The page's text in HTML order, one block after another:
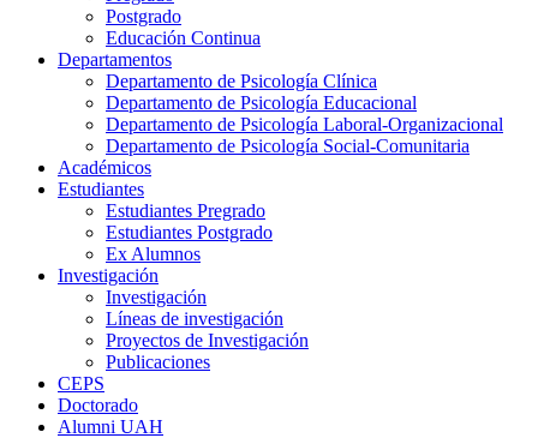
Postgrado
Educación Continua
Departamentos
Departamento de Psicología Clínica
Departamento de Psicología Educacional
Departamento de Psicología Laboral-Organizacional
Departamento de Psicología Social-Comunitaria
Académicos
Estudiantes
Estudiantes Pregrado
Estudiantes Postgrado
Ex Alumnos
Investigación
Investigación
Líneas de investigación
Proyectos de Investigación
Publicaciones
CEPS
Doctorado
Alumni UAH